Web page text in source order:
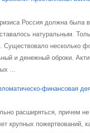
Россия должна была
натуральным.
Существовало несколько
и денежный оброки.
...
финансовая
расширяться, причем
крупных пожертвований,